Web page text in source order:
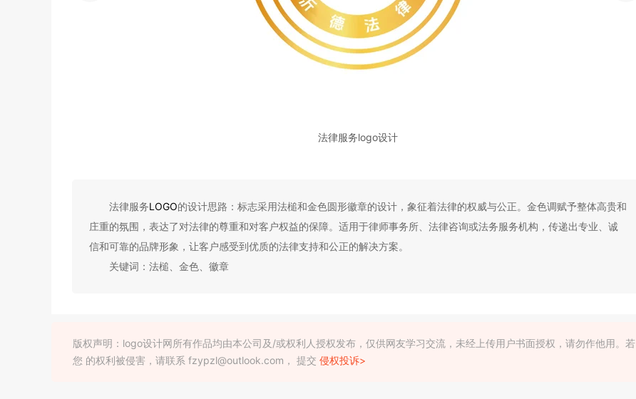
法律服务logo设计
法律服务LOGO的设计思路：标志采用法槌和金色圆形徽章的设计，象征着法律的权威与公正。金色调赋予整体高贵和
庄重的氛围，表达了对法律的尊重和对客户权益的保障。适用于律师事务所、法律咨询或法务服务机构，传递出专业、诚
信和可靠的品牌形象，让客户感受到优质的法律支持和公正的解决方案。
关键词：法槌、金色、徽章
版权声明：logo设计网所有作品均由本公司及/或权利人授权发布，仅供网友学习交流，未经上传用户书面授权，请勿作他用。若
您 的权利被侵害，请联系 fzypzl@outlook.com， 提交 侵权投诉>